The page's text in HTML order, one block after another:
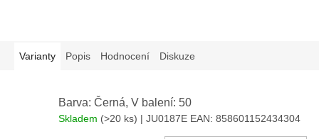
Varianty Popis Hodnocení Diskuze
Barva: Černá, V balení: 50
Skladem (>20 ks) | JU0187E EAN: 858601152434304